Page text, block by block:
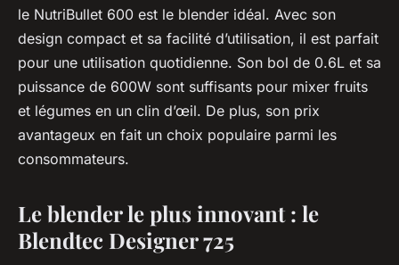
le NutriBullet 600 est le blender idéal. Avec son
design compact et sa facilité d’utilisation, il est parfait
pour une utilisation quotidienne. Son bol de 0.6L et sa
puissance de 600W sont suffisants pour mixer fruits
et légumes en un clin d’œil. De plus, son prix
avantageux en fait un choix populaire parmi les
consommateurs.
Le blender le plus innovant : le
Blendtec Designer 725